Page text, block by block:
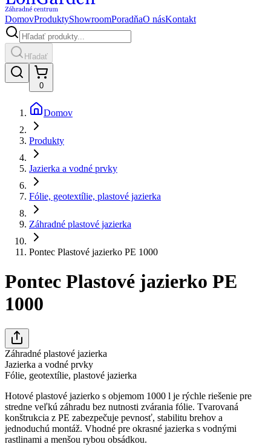
DomovProduktyShowroomPoradňaO násKontakt
Hľadať
0
Domov
Produkty
Jazierka a vodné prvky
Fólie, geotextílie, plastové jazierka
Záhradné plastové jazierka
Pontec Plastové jazierko PE 1000
Pontec Plastové jazierko PE
1000
Záhradné plastové jazierka
Jazierka a vodné prvky
Fólie, geotextílie, plastové jazierka
Hotové plastové jazierko s objemom 1000 l je rýchle riešenie pre
stredne veľkú záhradu bez nutnosti zvárania fólie. Tvarovaná
konštrukcia z PE zabezpečuje pevnosť, stabilitu brehov a
jednoduchú montáž. Vhodné pre okrasné jazierka s vodnými
rastlinami a menšou rybou obsádkou.